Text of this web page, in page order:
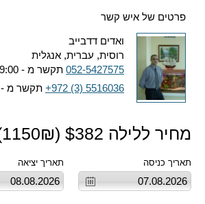
פרטים של איש קשר
ואדים דדבייב
רוסית, עברית, אנגלית
052-5427575 תקשר מ - 09:00 ועד - 20:00
+972 (3) 5516036 תקשר מ - 10:00 ועד - 21:00
מחיר ללילה $ 382
(
1150₪)
תאריך כניסה תאריך יציאה